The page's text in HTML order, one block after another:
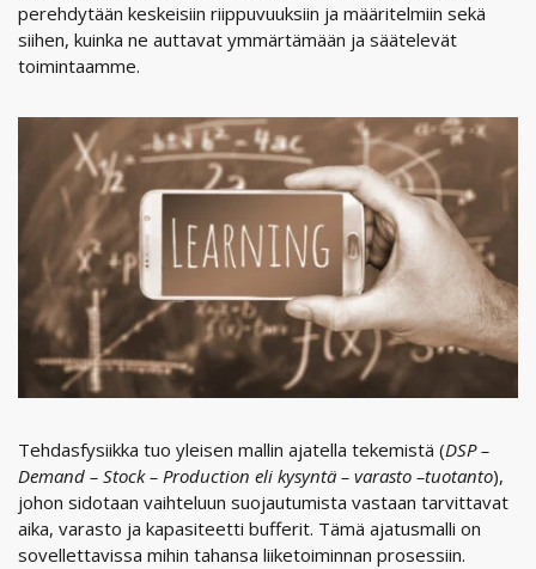
perehdytään keskeisiin riippuvuuksiin ja määritelmiin sekä
siihen, kuinka ne auttavat ymmärtämään ja säätelevät
toimintaamme.
Tehdasfysiikka tuo yleisen mallin ajatella tekemistä (DSP –
Demand – Stock – Production eli kysyntä – varasto –tuotanto),
johon sidotaan vaihteluun suojautumista vastaan tarvittavat
aika, varasto ja kapasiteetti bufferit. Tämä ajatusmalli on
sovellettavissa mihin tahansa liiketoiminnan prosessiin.